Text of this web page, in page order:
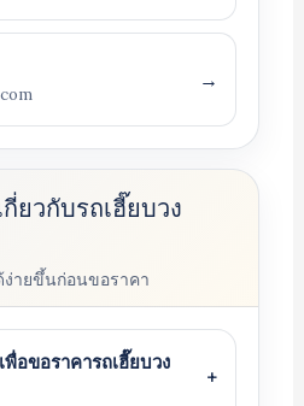
→
ยวกับรถเฮี๊ยบวง
ายขึ้นก่อนขอราคา
อขอราคารถเฮี๊ยบวง
+